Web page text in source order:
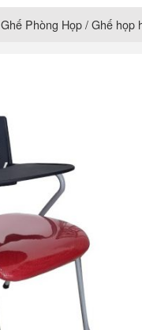
Ghế Phòng Họp/Ghế họp